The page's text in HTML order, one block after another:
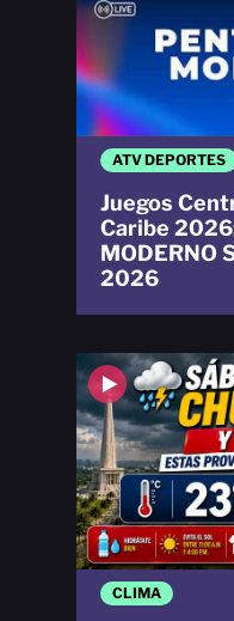
CLIMA
ATV DEPORTES
Juegos
Caribe
MODERNO
2026